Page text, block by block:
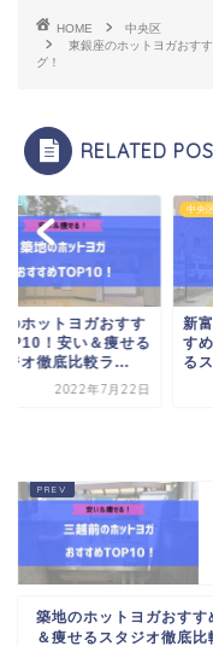
HOME
中央区
東銀座のホットヨガおす
グ！
RELATED
のホットヨガおすす
！安い＆痩せる
ジオ徹底比較ラ...
2022年7月22日
中央区
新
す
る
築地のホットヨガおす
＆痩せるスタジオ徹底